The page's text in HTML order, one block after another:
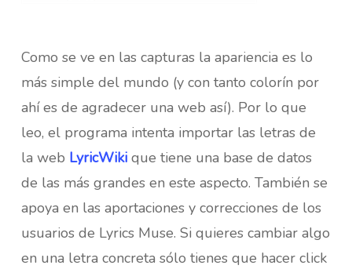
Como se ve en las capturas la apariencia es lo
más simple del mundo (y con tanto colorín por
ahí es de agradecer una web así). Por lo que
leo, el programa intenta importar las letras de
la web LyricWikique tiene una base de datos
de las más grandes en este aspecto. También se
apoya en las aportaciones y correcciones de los
usuarios de Lyrics Muse. Si quieres cambiar algo
en una letra concreta sólo tienes que hacer click